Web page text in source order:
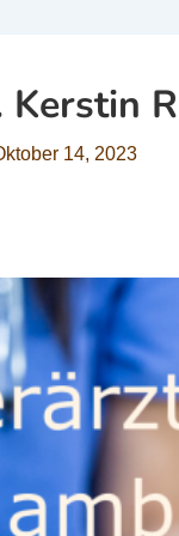
Kerstin
14, 2023